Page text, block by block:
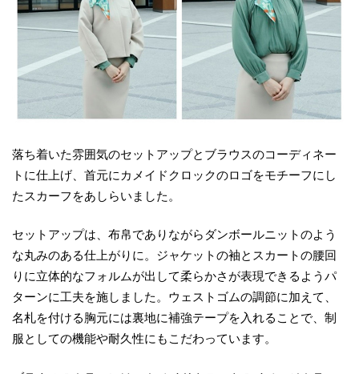
落ち着いた雰囲気のセットアップとブラウスのコーディネー
トに仕上げ、首元にカメイドクロックのロゴをモチーフにし
たスカーフをあしらいました。
セットアップは、布帛でありながらダンボールニットのよう
な丸みのある仕上がりに。ジャケットの袖とスカートの腰回
りに立体的なフォルムが出して柔らかさが表現できるようパ
ターンに工夫を施しました。ウェストゴムの調節に加えて、
名札を付ける胸元には裏地に補強テープを入れることで、制
服としての機能や耐久性にもこだわっています。